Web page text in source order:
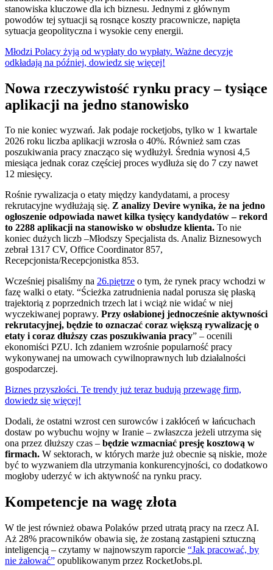
stanowiska kluczowe dla ich biznesu. Jednymi z głównym
powodów tej sytuacji są rosnące koszty pracownicze, napięta
sytuacja geopolityczna i wysokie ceny energii.
Młodzi Polacy żyją od wypłaty do wypłaty. Ważne decyzje
odkładają na później, dowiedz się więcej!
Nowa rzeczywistość rynku pracy – tysiące
aplikacji na jedno stanowisko
To nie koniec wyzwań. Jak podaje rocketjobs, tylko w 1 kwartale
2026 roku liczba aplikacji wzrosła o 40%. Również sam czas
poszukiwania pracy znacząco się wydłużył. Średnia wynosi 4,5
miesiąca jednak coraz częściej proces wydłuża się do 7 czy nawet
12 miesięcy.
Rośnie rywalizacja o etaty między kandydatami, a procesy
rekrutacyjne wydłużają się. Z analizy Devire wynika, że na jedno
ogłoszenie odpowiada nawet kilka tysięcy kandydatów – rekord
to 2288 aplikacji na stanowisko w obsłudze klienta. To nie
koniec dużych liczb –Młodszy Specjalista ds. Analiz Biznesowych
zebrał 1317 CV, Office Coordinator 857,
Recepcjonista/Recepcjonistka 853.
Wcześniej pisaliśmy na 26.piętrze o tym, że rynek pracy wchodzi w
fazę walki o etaty. “Ścieżka zatrudnienia nadal porusza się płaską
trajektorią z poprzednich trzech lat i wciąż nie widać w niej
wyczekiwanej poprawy. Przy osłabionej jednocześnie aktywności
rekrutacyjnej, będzie to oznaczać coraz większą rywalizację o
etaty i coraz dłuższy czas poszukiwania pracy” – ocenili
ekonomiści PZU. Ich zdaniem wzrośnie popularność pracy
wykonywanej na umowach cywilnoprawnych lub działalności
gospodarczej.
Biznes przyszłości. Te trendy już teraz budują przewagę firm,
dowiedz się więcej!
Dodali, że ostatni wzrost cen surowców i zakłóceń w łańcuchach
dostaw po wybuchu wojny w Iranie – zwłaszcza jeżeli utrzyma się
ona przez dłuższy czas – będzie wzmacniać presję kosztową w
firmach. W sektorach, w których marże już obecnie są niskie, może
być to wyzwaniem dla utrzymania konkurencyjności, co dodatkowo
mogłoby uderzyć w ich aktywność na rynku pracy.
Kompetencje na wagę złota
W tle jest również obawa Polaków przed utratą pracy na rzecz AI.
Aż 28% pracowników obawia się, że zostaną zastąpieni sztuczną
inteligencją – czytamy w najnowszym raporcie “Jak pracować, by
nie żałować” opublikowanym przez RocketJobs.pl.